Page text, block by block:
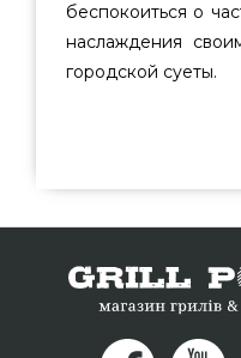
беспокоиться о
наслаждения
городской суеты.
в каталоге
горшки для
проживающим в